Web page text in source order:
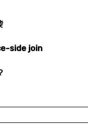
side join